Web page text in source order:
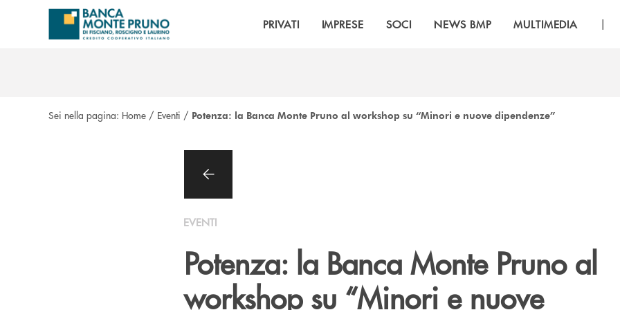
Salta al contenuto principale
PRIVATI IMPRESE SOCI NEWS BMP MULTIMEDIA |
Sei nella pagina: Home / Eventi / Potenza: la Banca Monte Pruno al workshop su “Minori e nuove dipendenze”
EVENTI
Potenza: la Banca Monte Pruno al
workshop su “Minori e nuove